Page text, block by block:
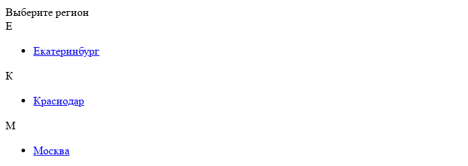
Выберите регион
Е
Екатеринбург
К
Краснодар
М
Москва